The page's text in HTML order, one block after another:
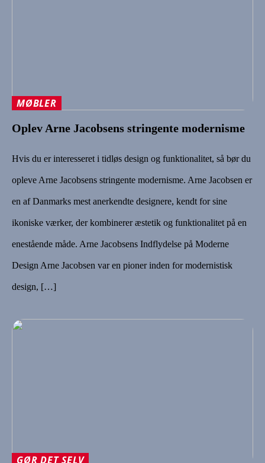
MØBLER
Oplev Arne Jacobsens stringente modernisme
Hvis du er interesseret i tidløs design og funktionalitet, så bør du
opleve Arne Jacobsens stringente modernisme. Arne Jacobsen er
en af Danmarks mest anerkendte designere, kendt for sine
ikoniske værker, der kombinerer æstetik og funktionalitet på en
enestående måde. Arne Jacobsens Indflydelse på Moderne
Design Arne Jacobsen var en pioner inden for modernistisk
design, […]
GØR DET SELV